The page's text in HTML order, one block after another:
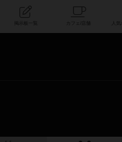
コミュニティ